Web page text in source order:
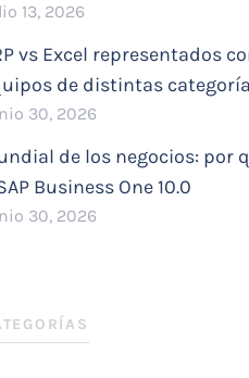
13, 2026
vs Excel representados
de distintas
30, 2026
de los negocios: por
Business One 10.0
30, 2026